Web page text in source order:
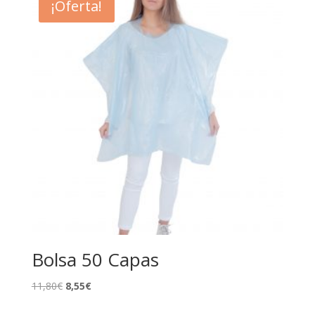
21,95€.9,20€.
¡Oferta!
Bolsa 50 Capas
11,80€ El
8,55€El